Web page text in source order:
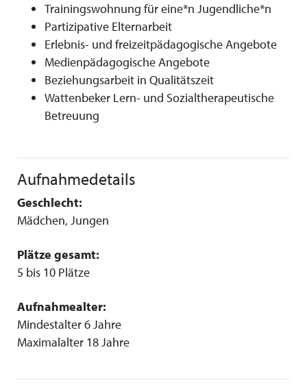
Trainingswohnung für eine*n Jugendliche*n
Partizipative Elternarbeit
Erlebnis- und freizeitpädagogische Angebote
Medienpädagogische Angebote
Beziehungsarbeit in Qualitätszeit
Wattenbeker Lern- und Sozialtherapeutische
Betreuung
Aufnahmedetails
Geschlecht:
Mädchen, Jungen
Plätze gesamt:
5 bis 10 Plätze
Aufnahmealter:
Mindestalter 6 Jahre
Maximalalter 18 Jahre